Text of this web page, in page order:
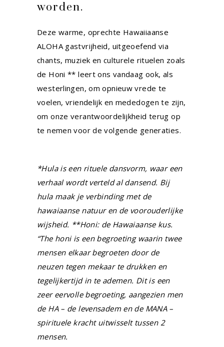
worden.
Deze warme, oprechte Hawaiiaanse
ALOHA gastvrijheid, uitgeoefend via
chants, muziek en culturele rituelen zoals
de Honi **leert ons vandaag ook, als
westerlingen, om opnieuw vrede te
voelen, vriendelijk en mededogen te zijn,
om onze verantwoordelijkheid terug op
te nemen voor de volgende generaties.
*Hula is een rituele dansvorm, waar een
verhaal wordt verteld al dansend. Bij
hula maak je verbinding met de
hawaiaanse natuur en de voorouderlijke
wijsheid. **Honi: de Hawaiaanse kus.
“The honi is een begroeting waarin twee
mensen elkaar begroeten door de
neuzen tegen mekaar te drukken en
tegelijkertijd in te ademen. Dit is een
zeer eervolle begroeting, aangezien men
de HA – de levensadem en de MANA –
spirituele kracht uitwisselt tussen 2
mensen.